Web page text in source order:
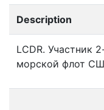
Description
LCDR. Участник
морской флот